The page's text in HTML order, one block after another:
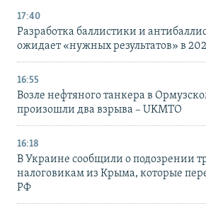
17:40
Разработка баллистики и
ожидает «нужных результатов» в
16:55
Возле нефтяного танкера в
произошли два взрыва – UKMTO
16:18
В Украине сообщили о подозрении
налоговикам из Крыма, которые
РФ